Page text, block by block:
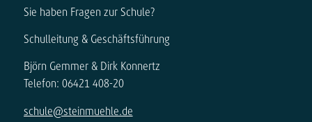
Sie haben Fragen zur Schule?
Schulleitung & Geschäftsführung
Björn Gemmer & Dirk Konnertz
Telefon: 06421 408-20
schule@steinmuehle.de